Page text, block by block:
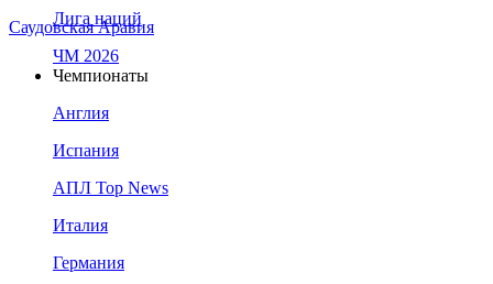
Саудовская Аравия
Лига наций
ЧМ 2026
Чемпионаты
Англия
Испания
АПЛ Top News
Италия
Германия